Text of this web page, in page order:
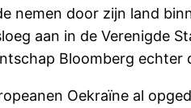
nemen door zijn land
aan in de Verenigde
Bloomberg
Oekraïne al